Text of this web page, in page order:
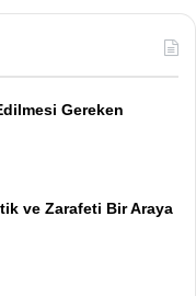
Gereken
ve Zarafeti Bir Araya